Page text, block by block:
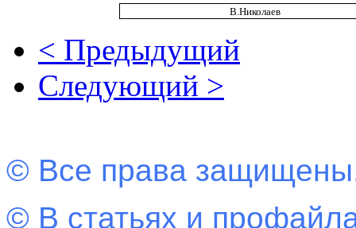
В.Николаев
< Предыдущий
Следующий >
© Все права
© В статьях и